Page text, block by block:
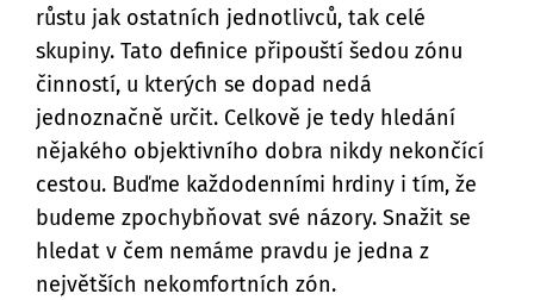
růstu jak ostatních jednotlivců, tak celé
skupiny. Tato definice připouští šedou zónu
činností, u kterých se dopad nedá
jednoznačně určit. Celkově je tedy hledání
nějakého objektivního dobra nikdy nekončící
cestou. Buďme každodenními hrdiny i tím, že
budeme zpochybňovat své názory. Snažit se
hledat v čem nemáme pravdu je jedna z
největších nekomfortních zón.